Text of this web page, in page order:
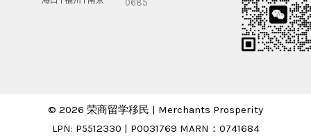
0685
© 2026 荣商留学移民 | Merchants Prosperity
LPN: P5512330 | P0031769 MARN：0741684